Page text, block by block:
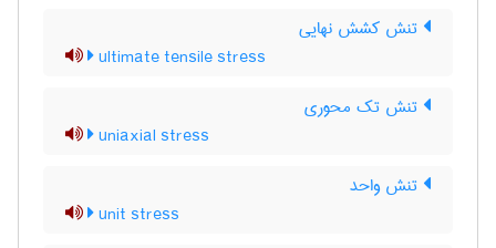
تنش کشش نهایی
ultimate tensile stress
تنش تک محوری
uniaxial stress
تنش واحد
unit stress